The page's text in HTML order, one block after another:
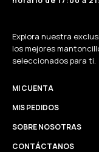
Explora nuestra
los mejores
seleccionados para ti.
MI CUENTA
MIS PEDIDOS
SOBRE NOSOTRAS
CONTÁCTANOS